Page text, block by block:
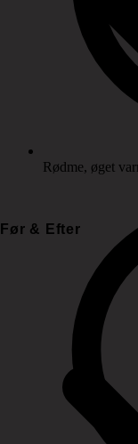
Før & Efter
Rødme, øget